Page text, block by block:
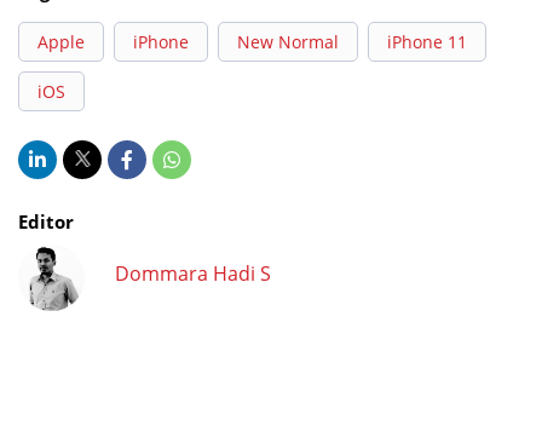
Apple iPhone New Normal iPhone 11
iOS
Editor
Dommara Hadi S